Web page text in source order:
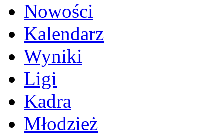
Nowości
Kalendarz
Wyniki
Ligi
Kadra
Młodzież